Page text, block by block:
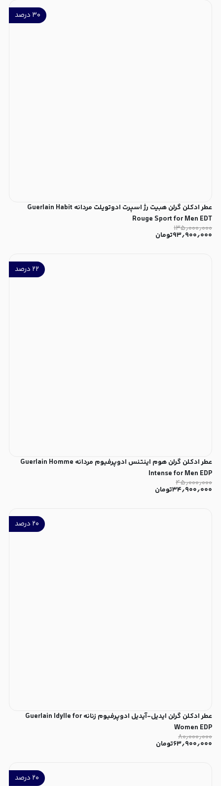
۳۰ درصد
عطر ادکلن گرلن هبیت رژ اسپرت ادوتویلت مردانه Guerlain Habit
Rouge Sport for Men EDT
۱۳۵٫۰۰۰٫۰۰۰
۹۳٫۹۰۰٫۰۰۰تومان
۲۲ درصد
عطر ادکلن گرلن هوم اینتنس ادوپرفیوم مردانه Guerlain Homme
Intense for Men EDP
۴۵٫۰۰۰٫۰۰۰
۳۴٫۹۰۰٫۰۰۰تومان
۲۰ درصد
عطر ادکلن گرلن ایدیل-آیدیل ادوپرفیوم زنانه Guerlain Idylle for
Women EDP
۸۰٫۰۰۰٫۰۰۰
۶۳٫۹۰۰٫۰۰۰تومان
۲۰ درصد